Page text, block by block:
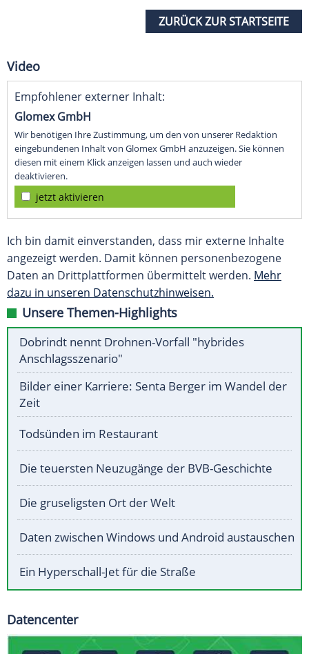
ZURÜCK ZUR STARTSEITE
Video
Empfohlener externer Inhalt:
Glomex GmbH
Wir benötigen Ihre Zustimmung, um den von unserer Redaktion
eingebundenen Inhalt von Glomex GmbH anzuzeigen. Sie können
diesen mit einem Klick anzeigen lassen und auch wieder
deaktivieren.
jetzt aktivieren
Ich bin damit einverstanden, dass mir externe Inhalte
angezeigt werden. Damit können personenbezogene
Daten an Drittplattformen übermittelt werden. Mehr
dazu in unseren Datenschutzhinweisen.
Unsere Themen-Highlights
Dobrindt nennt Drohnen-Vorfall "hybrides
Anschlagsszenario"
Bilder einer Karriere: Senta Berger im Wandel der
Zeit
Todsünden im Restaurant
Die teuersten Neuzugänge der BVB-Geschichte
Die gruseligsten Ort der Welt
Daten zwischen Windows und Android austauschen
Ein Hyperschall-Jet für die Straße
Datencenter